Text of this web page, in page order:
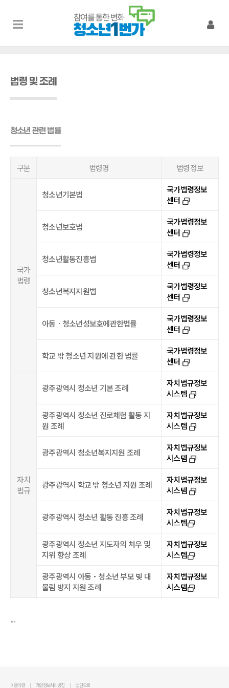
법령 및 조례
청소년 관련 법률
구분 법령명 법령정보
국가
법령
청소년기본법
국가법령정보
센터 select_window_2
청소년보호법
국가법령정보
센터 select_window_2
청소년활동진흥법
국가법령정보
센터 select_window_2
청소년복지지원법
국가법령정보
센터 select_window_2
아동ㆍ청소년성보호에관한법률
국가법령정보
센터 select_window_2
학교 밖 청소년 지원에 관한 법률
국가법령정보
센터 select_window_2
자치
법규
광주광역시 청소년 기본 조례
자치법규정보
시스템 select_window_2
광주광역시 청소년 진로체험 활동 지
원 조례
자치법규정보
시스템 select_window_2
광주광역시 청소년복지지원 조례
자치법규정보
시스템 select_window_2
광주광역시 학교 밖 청소년 지원 조례
자치법규정보
시스템 select_window_2
광주광역시 청소년 활동 진흥 조례
자치법규정보
시스템select_window_2
광주광역시 청소년 지도자의 처우 및
지위 향상 조례
자치법규정보
시스템select_window_2
광주광역시 아동‧청소년 부모 빚 대
물림 방지 지원 조례
자치법규정보
시스템select_window_2
...
이용약관 개인정보처리방침 상단으로